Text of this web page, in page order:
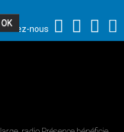
Suivez-nous